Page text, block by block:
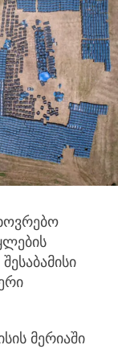
შესაბამისი
მერიაში